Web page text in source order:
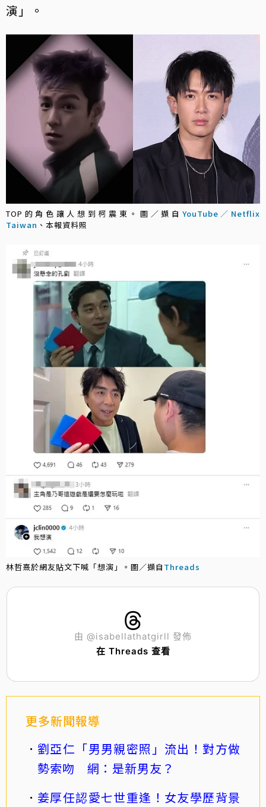
演」。
TOP的角色讓人想到柯震東。圖／擷自 YouTube／Netflix
Taiwan 、本報資料照
林哲熹於網友貼文下喊「想演」。圖／擷自 Threads
由 @isabellathatgirll 發佈
在 Threads 查看
更多新聞報導
劉亞仁「男男親密照」流出！對方做
勢索吻 網：是新男友？
姜厚任認愛七世重逢！女友學歷背景